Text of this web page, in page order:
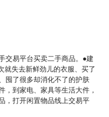
交易平台买卖二手商品。●建
就失去新鲜劲儿的衣服、买了
囤了很多却消化不了的护肤
到家电、家具等生活大件，
，打开闲置物品线上交易平